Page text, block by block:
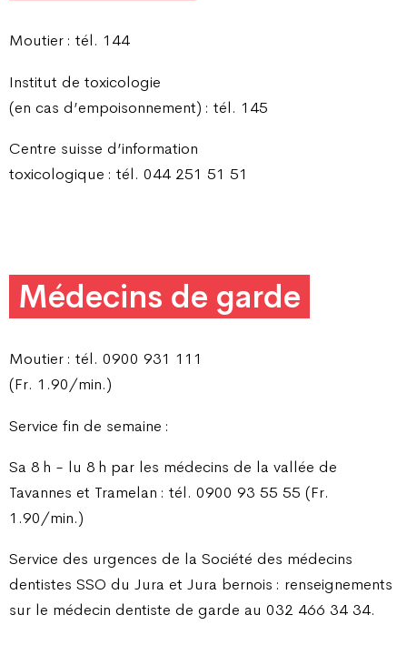
Moutier : tél. 144
Institut de toxicologie
(en cas d’empoisonnement) : tél. 145
Centre suisse d’information
toxicologique : tél. 044 251 51 51
Médecins de garde
Moutier : tél. 0900 931 111
(Fr. 1.90/min.)
Service fin de semaine :
Sa 8 h - lu 8 h par les médecins de la vallée de
Tavannes et Tramelan : tél. 0900 93 55 55 (Fr.
1.90/min.)
Service des urgences de la Société des médecins
dentistes SSO du Jura et Jura bernois : renseignements
sur le médecin dentiste de garde au 032 466 34 34.